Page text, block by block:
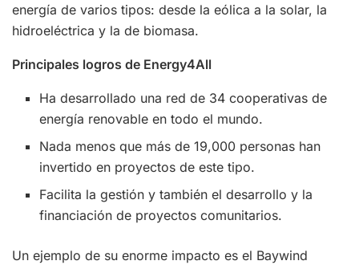
energía de varios tipos: desde la eólica a la solar, la
hidroeléctrica y la de biomasa.
Principales logros de Energy4All
Ha desarrollado una red de 34 cooperativas de
energía renovable en todo el mundo.
Nada menos que más de 19,000 personas han
invertido en proyectos de este tipo.
Facilita la gestión y también el desarrollo y la
financiación de proyectos comunitarios.
Un ejemplo de su enorme impacto es el Baywind